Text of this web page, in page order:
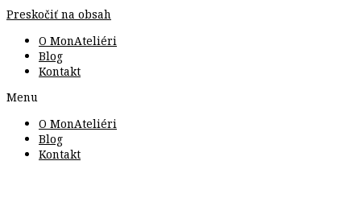
Preskočiť na obsah
O MonAteliéri
Blog
Kontakt
Menu
O MonAteliéri
Blog
Kontakt